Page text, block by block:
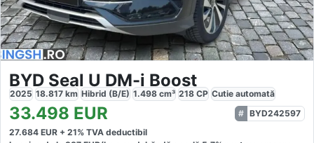
BYD Seal U DM-i Boost
2025 18.817 km Hibrid (B/E) 1.498 cm³ 218 CP Cutie automată
33.498 EUR
BYD242597
27.684 EUR + 21% TVA deductibil